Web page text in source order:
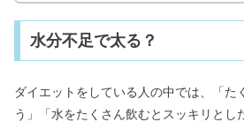
水分不足で太る？
ダイエットをしている人の中では、「た
う」「水をたくさん飲むとスッキリとし